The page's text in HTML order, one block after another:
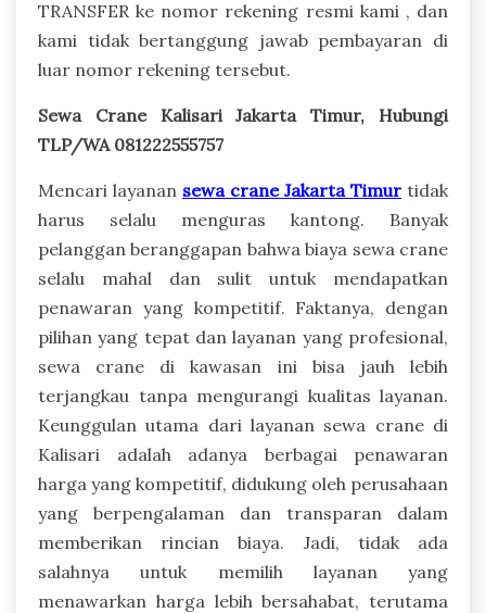
TRANSFER ke nomor rekening resmi kami , dan
kami tidak bertanggung jawab pembayaran di
luar nomor rekening tersebut.
Sewa Crane Kalisari Jakarta Timur, Hubungi
TLP/WA 081222555757
Mencari layanan sewa crane Jakarta Timur tidak
harus selalu menguras kantong. Banyak
pelanggan beranggapan bahwa biaya sewa crane
selalu mahal dan sulit untuk mendapatkan
penawaran yang kompetitif. Faktanya, dengan
pilihan yang tepat dan layanan yang profesional,
sewa crane di kawasan ini bisa jauh lebih
terjangkau tanpa mengurangi kualitas layanan.
Keunggulan utama dari layanan sewa crane di
Kalisari adalah adanya berbagai penawaran
harga yang kompetitif, didukung oleh perusahaan
yang berpengalaman dan transparan dalam
memberikan rincian biaya. Jadi, tidak ada
salahnya untuk memilih layanan yang
menawarkan harga lebih bersahabat, terutama